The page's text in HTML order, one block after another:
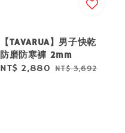
【TAVARUA】男子快乾
防磨防寒褲 2mm
Sale
NT$ 2,880 Regular
NT$ 3,692